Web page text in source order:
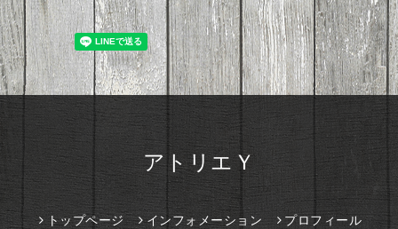
アトリエＹ
トップページ インフォメーション プロフィール